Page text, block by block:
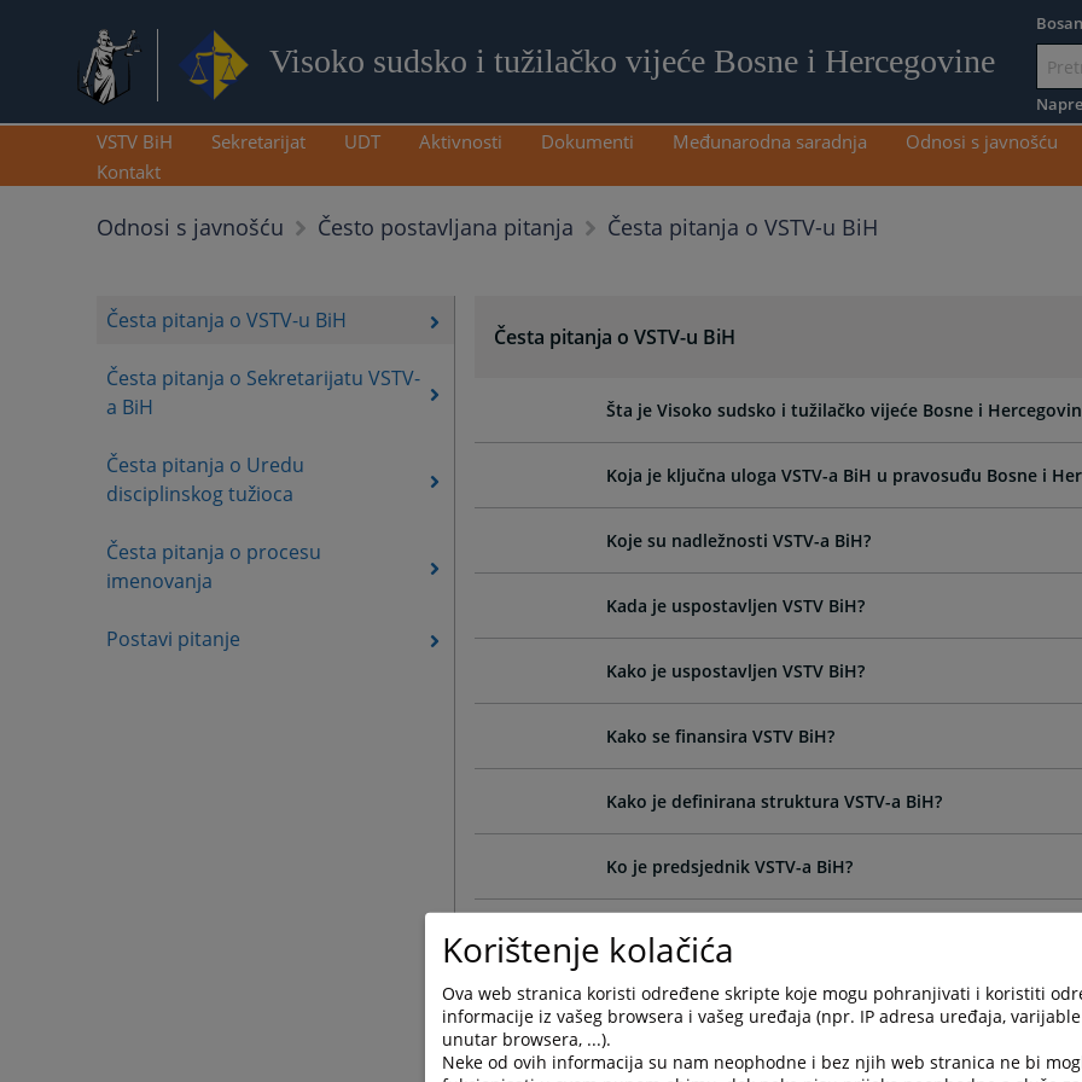
Visoko sudsko i tužilačko vijeće Bosne i Hercegovine
sadržaj
VSTV BiH Sekretarijat UDT Aktivnosti Dokumenti Međunarodna saradnja Odnosi s javnošću
Kontakt
Odnosi s javnošću Često postavljana pitanja Česta pitanja o VSTV-u BiH
Česta pitanja o VSTV-u BiH
Česta pitanja o Sekretarijatu VSTV-
a BiH
Česta pitanja o Uredu
disciplinskog tužioca
Česta pitanja o procesu
imenovanja
Postavi pitanje
Česta pitanja o VSTV-u BiH
Šta je Visoko sudsko i tužilačko vijeće Bosne i
Koja je ključna uloga VSTV-a BiH u pravosuđu Bosne i
Koje su nadležnosti VSTV-a BiH?
Kada je uspostavljen VSTV BiH?
Kako je uspostavljen VSTV BiH?
Kako se finansira VSTV BiH?
Kako je definirana struktura VSTV-a BiH?
Ko je predsjednik VSTV-a BiH?
Ko su potpredsjednici VSTV-a BiH?
Kako se biraju predsjednik i potpredsjednici VSTV-a BiH?
Koliko traje mandat predsjednika VSTV-a BiH?
Korištenje kolačića
Ova web stranica koristi određene skripte koje mogu pohranjivati i koristiti
informacije iz vašeg browsera i vašeg uređaja (npr. IP adresa uređaja,
unutar browsera, ...).
Neke od ovih informacija su nam neophodne i bez njih web stranica ne bi